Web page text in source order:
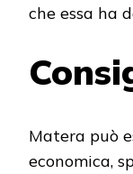
che essa ha
Matera può
economica,